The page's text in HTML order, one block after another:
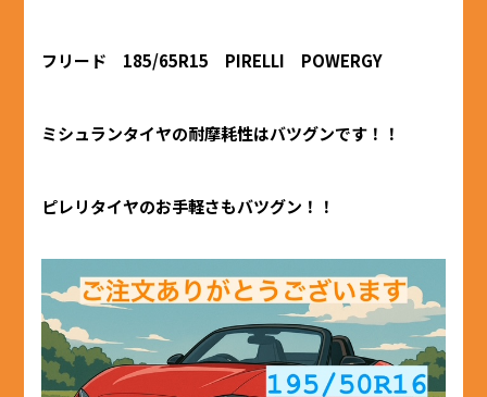
フリード 185/65R15 PIRELLI POWERGY
ミシュランタイヤの耐摩耗性はバツグンです！！
ピレリタイヤのお手軽さもバツグン！！